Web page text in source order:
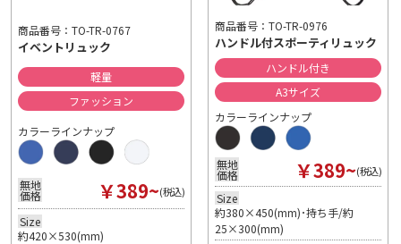
商品番号：TO-TR-0767
イベントリュック
軽量
ファッション
カラーラインナップ
無地
価格 ￥389~(税込)
Size
約420×530(mm)
商品番号：TO-TR-0976
ハンドル付スポーティリュック
ハンドル付き
A3サイズ
カラーラインナップ
無地
価格 ￥389~(税込)
Size
約380×450(mm)･持ち手/約
25×300(mm)